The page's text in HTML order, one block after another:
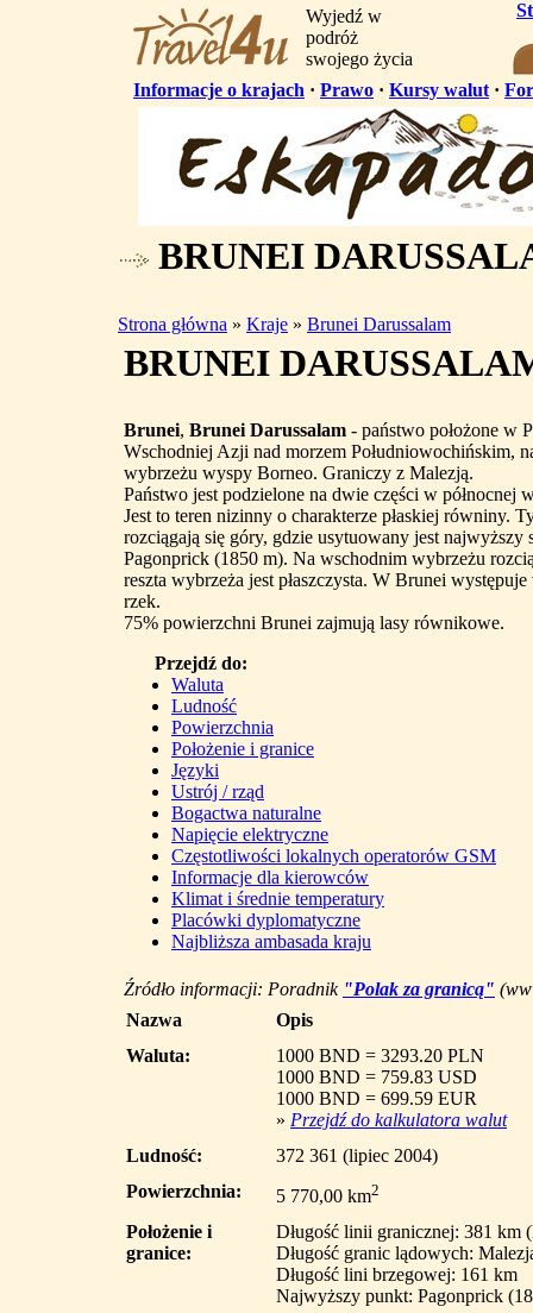
Wyjedź w
podróż
swojego życia
Informacje o krajach · Prawo · Kursy walut ·
BRUNEI
Strona główna » Kraje » Brunei Darussalam
BRUNEI
Brunei, Brunei Darussalam - państwo położone w
Wschodniej Azji nad morzem Południowochińskim,
wybrzeżu wyspy Borneo. Graniczy z Malezją.
Państwo jest podzielone na dwie części w północnej
Jest to teren nizinny o charakterze płaskiej równiny.
rozciągają się góry, gdzie usytuowany jest najwyższy
Pagonprick (1850 m). Na wschodnim wybrzeżu
reszta wybrzeża jest płaszczysta. W Brunei
rzek.
75% powierzchni Brunei zajmują lasy równikowe.
Przejdź do:
Waluta
Ludność
Powierzchnia
Położenie i granice
Języki
Ustrój / rząd
Bogactwa naturalne
Napięcie elektryczne
Częstotliwości lokalnych operatorów GSM
Informacje dla kierowców
Klimat i średnie temperatury
Placówki dyplomatyczne
Najbliższa ambasada kraju
Źródło informacji: Poradnik "Polak za granicą"
Nazwa
Opis
Waluta:
1000 BND = 3293.20 PLN
1000 BND = 759.83 USD
1000 BND = 699.59 EUR
» Przejdź do kalkulatora walut
Ludność:
372 361 (lipiec 2004)
Powierzchnia:
5 770,00 km2
Położenie i
granice:
Długość linii granicznej: 381 km
Długość granic lądowych:
Długość lini brzegowej: 161 km
Najwyższy punkt: Pagonprick